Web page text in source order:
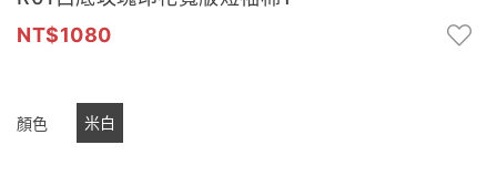
1080
顏色 米白